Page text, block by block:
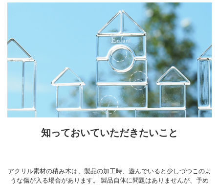
知っておいていただきたいこと
アクリル素材の積み木は、製品の加工時、遊んでいると少しづつこのよ
うな傷が入る場合があります。 製品自体に問題はありませんが、予め